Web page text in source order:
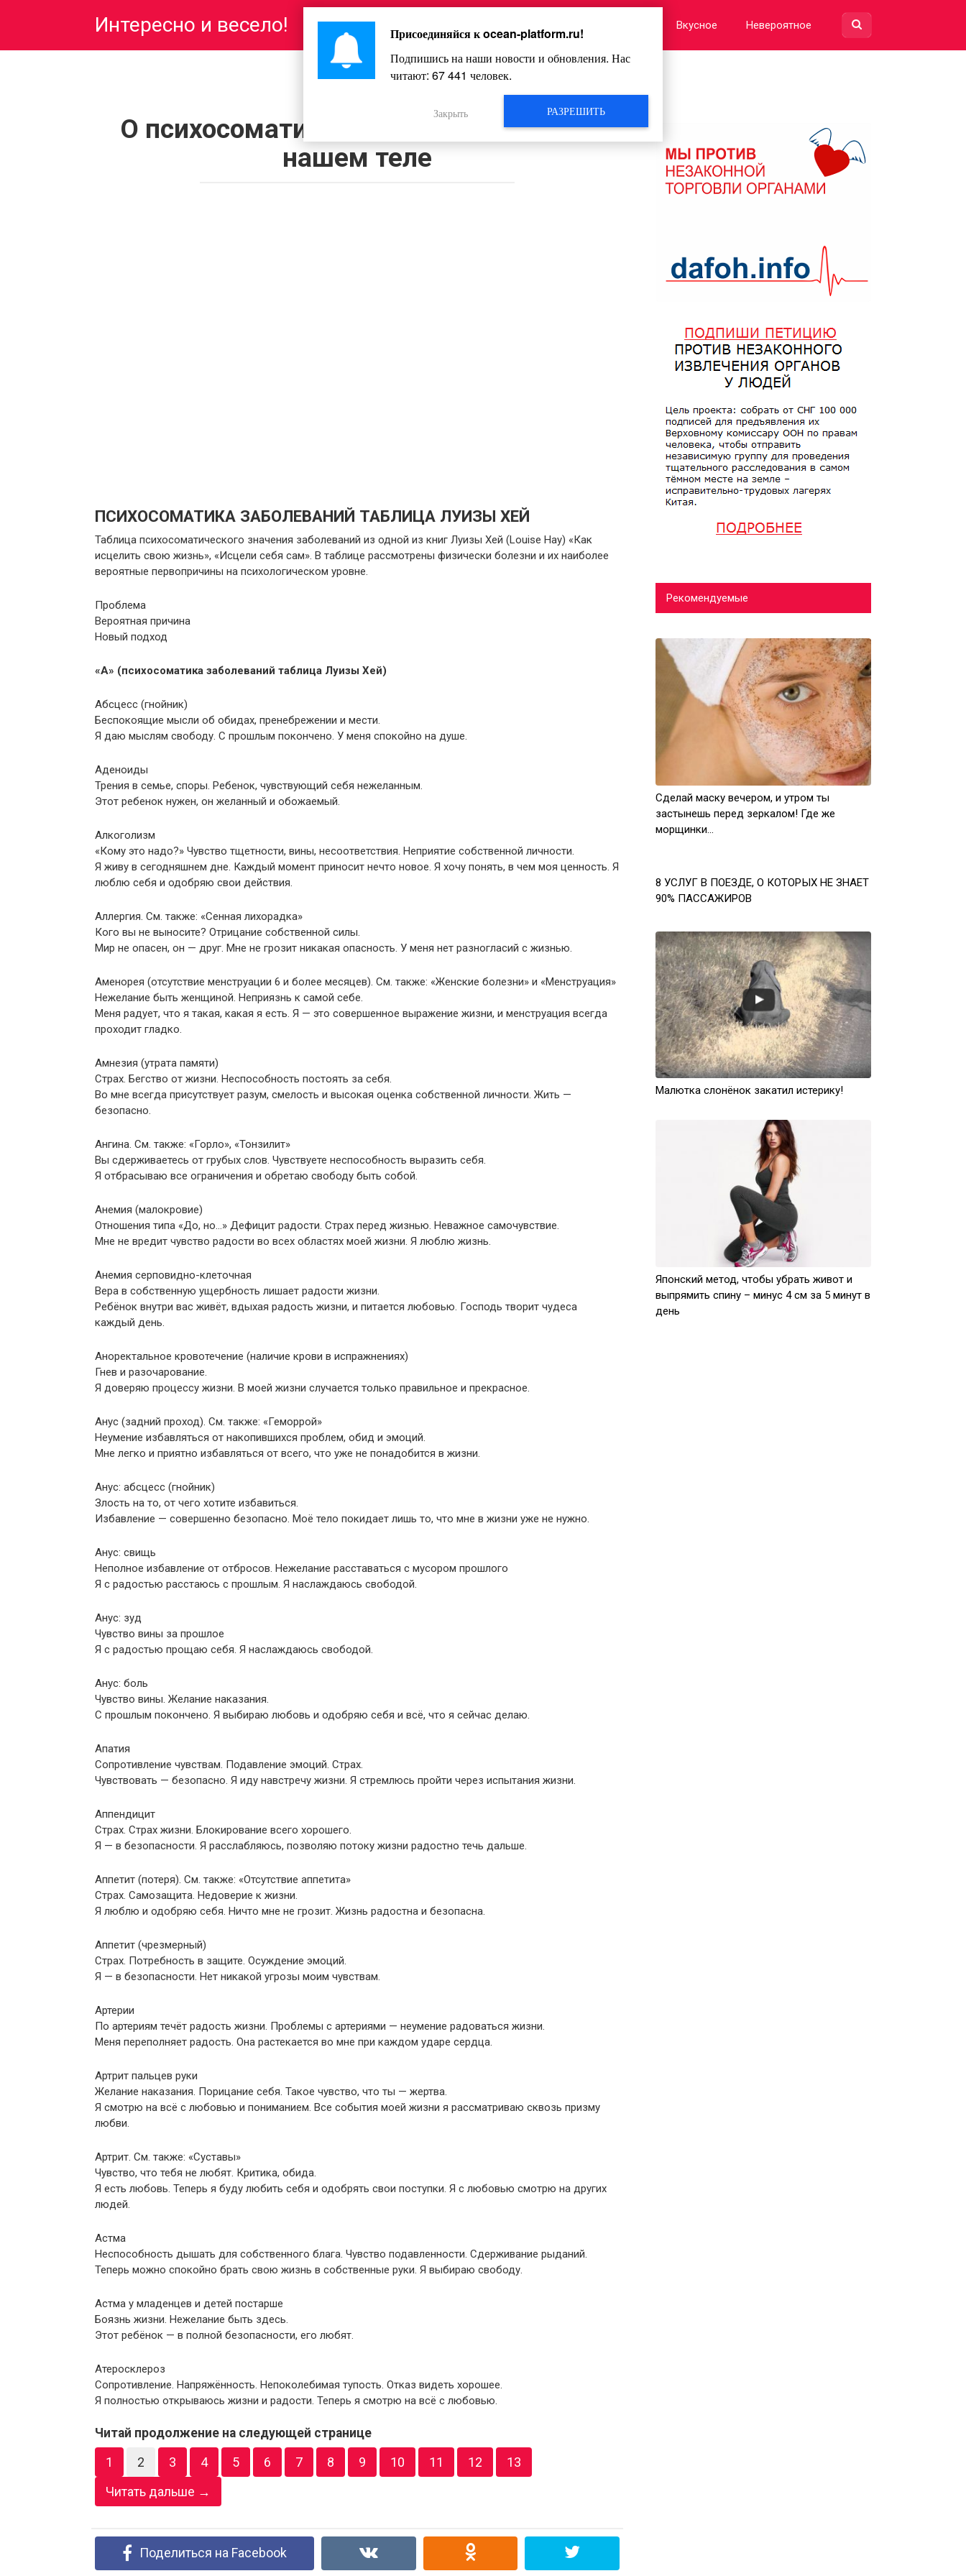
Интересно и весело! Главная Вкусное Невероятное
О психосоматических заболеваниях в
нашем теле
ПСИХОСОМАТИКА ЗАБОЛЕВАНИЙ ТАБЛИЦА ЛУИЗЫ ХЕЙ
Таблица психосоматического значения заболеваний из одной из книг Луизы Хей (Louise Hay) «Как
исцелить свою жизнь», «Исцели себя сам». В таблице рассмотрены физически болезни и их наиболее
вероятные первопричины на психологическом уровне.
Проблема
Вероятная причина
Новый подход
«А» (психосоматика заболеваний таблица Луизы Хей)
Абсцесс (гнойник)
Беспокоящие мысли об обидах, пренебрежении и мести.
Я даю мыслям свободу. С прошлым покончено. У меня спокойно на душе.
Аденоиды
Трения в семье, споры. Ребенок, чувствующий себя нежеланным.
Этот ребенок нужен, он желанный и обожаемый.
Алкоголизм
«Кому это надо?» Чувство тщетности, вины, несоответствия. Неприятие собственной личности.
Я живу в сегодняшнем дне. Каждый момент приносит нечто новое. Я хочу понять, в чем моя ценность. Я
люблю себя и одобряю свои действия.
Аллергия. См. также: «Сенная лихорадка»
Кого вы не выносите? Отрицание собственной силы.
Мир не опасен, он — друг. Мне не грозит никакая опасность. У меня нет разногласий с жизнью.
Аменорея (отсутствие менструации 6 и более месяцев). См. также: «Женские болезни» и «Менструация»
Нежелание быть женщиной. Неприязнь к самой себе.
Меня радует, что я такая, какая я есть. Я — это совершенное выражение жизни, и менструация всегда
проходит гладко.
Амнезия (утрата памяти)
Страх. Бегство от жизни. Неспособность постоять за себя.
Во мне всегда присутствует разум, смелость и высокая оценка собственной личности. Жить —
безопасно.
Ангина. См. также: «Горло», «Тонзилит»
Вы сдерживаетесь от грубых слов. Чувствуете неспособность выразить себя.
Я отбрасываю все ограничения и обретаю свободу быть собой.
Анемия (малокровие)
Отношения типа «До, но…» Дефицит радости. Страх перед жизнью. Неважное самочувствие.
Мне не вредит чувство радости во всех областях моей жизни. Я люблю жизнь.
Анемия серповидно-клеточная
Вера в собственную ущербность лишает радости жизни.
Ребёнок внутри вас живёт, вдыхая радость жизни, и питается любовью. Господь творит чудеса
каждый день.
Аноректальное кровотечение (наличие крови в испражнениях)
Гнев и разочарование.
Я доверяю процессу жизни. В моей жизни случается только правильное и прекрасное.
Анус (задний проход). См. также: «Геморрой»
Неумение избавляться от накопившихся проблем, обид и эмоций.
Мне легко и приятно избавляться от всего, что уже не понадобится в жизни.
Анус: абсцесс (гнойник)
Злость на то, от чего хотите избавиться.
Избавление — совершенно безопасно. Моё тело покидает лишь то, что мне в жизни уже не нужно.
Анус: свищь
Неполное избавление от отбросов. Нежелание расставаться с мусором прошлого
Я с радостью расстаюсь с прошлым. Я наслаждаюсь свободой.
Анус: зуд
Чувство вины за прошлое
Я с радостью прощаю себя. Я наслаждаюсь свободой.
Анус: боль
Чувство вины. Желание наказания.
С прошлым покончено. Я выбираю любовь и одобряю себя и всё, что я сейчас делаю.
Апатия
Сопротивление чувствам. Подавление эмоций. Страх.
Чувствовать — безопасно. Я иду навстречу жизни. Я стремлюсь пройти через испытания жизни.
Аппендицит
Страх. Страх жизни. Блокирование всего хорошего.
Я — в безопасности. Я расслабляюсь, позволяю потоку жизни радостно течь дальше.
Аппетит (потеря). См. также: «Отсутствие аппетита»
Страх. Самозащита. Недоверие к жизни.
Я люблю и одобряю себя. Ничто мне не грозит. Жизнь радостна и безопасна.
Аппетит (чрезмерный)
Страх. Потребность в защите. Осуждение эмоций.
Я — в безопасности. Нет никакой угрозы моим чувствам.
Артерии
По артериям течёт радость жизни. Проблемы с артериями — неумение радоваться жизни.
Меня переполняет радость. Она растекается во мне при каждом ударе сердца.
Артрит пальцев руки
Желание наказания. Порицание себя. Такое чувство, что ты — жертва.
Я смотрю на всё с любовью и пониманием. Все события моей жизни я рассматриваю сквозь призму
любви.
Артрит. См. также: «Суставы»
Чувство, что тебя не любят. Критика, обида.
Я есть любовь. Теперь я буду любить себя и одобрять свои поступки. Я с любовью смотрю на других
людей.
Астма
Неспособность дышать для собственного блага. Чувство подавленности. Сдерживание рыданий.
Теперь можно спокойно брать свою жизнь в собственные руки. Я выбираю свободу.
Астма у младенцев и детей постарше
Боязнь жизни. Нежелание быть здесь.
Этот ребёнок — в полной безопасности, его любят.
Атеросклероз
Сопротивление. Напряжённость. Непоколебимая тупость. Отказ видеть хорошее.
Я полностью открываюсь жизни и радости. Теперь я смотрю на всё с любовью.
Читай продолжение на следующей странице
1 2 3 4 5 6 7 8 9 10 11 12
13
Читать дальше →
Поделиться на Facebook
Рекомендуемые
Сделай маску вечером, и утром ты
застынешь перед зеркалом! Где же
морщинки…
8 УСЛУГ В ПОЕЗДЕ, О КОТОРЫХ НЕ ЗНАЕТ
90% ПАССАЖИРОВ
Малютка слонёнок закатил истерику!
Японский метод, чтобы убрать живот и
выпрямить спину – минус 4 см за 5 минут в
день
Присоединяйся кocean-platform.ru!
Подпишись на наши новости и обновления. Нас
читают: 67 441 человек.
РАЗРЕШИТЬ
Закрыть